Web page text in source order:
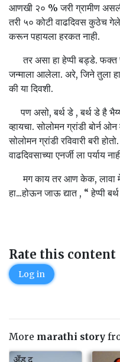
आणखी २० % जरी ग्रामीण
तरी ५० कोटी वाढदिवस कुठेच
करून पहायला हरकत नाही.
तर असा हा हेप्पी बड्डे. फक्त
जन्माला आलेला. अरे, जिने तुला
की या दिवशी.
पण असो, बर्थ डे , बर्थ डे है
व्हायचा. सोलोमन ग्रांडी
सोलोमन ग्रांडी रविवारी बरी
वाढदिवसाच्या एनर्जी ला पर्याय
मग काय तर आण केक, लावा
हा...होऊन जाऊ द्यात , “ हेप्पी
Rate this content
Log in
More marathi story